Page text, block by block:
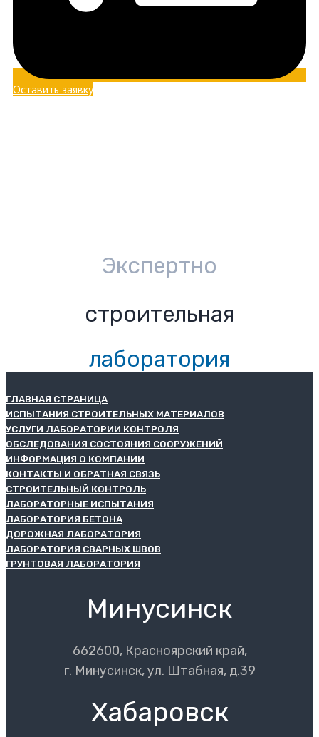
Оставить заявку
Экспертно
строительная
лаборатория
ГЛАВНАЯ СТРАНИЦА
ИСПЫТАНИЯ СТРОИТЕЛЬНЫХ МАТЕРИАЛОВ
УСЛУГИ ЛАБОРАТОРИИ КОНТРОЛЯ
ОБСЛЕДОВАНИЯ СОСТОЯНИЯ СООРУЖЕНИЙ
ИНФОРМАЦИЯ О КОМПАНИИ
КОНТАКТЫ И ОБРАТНАЯ СВЯЗЬ
СТРОИТЕЛЬНЫЙ КОНТРОЛЬ
ЛАБОРАТОРНЫЕ ИСПЫТАНИЯ
ЛАБОРАТОРИЯ БЕТОНА
ДОРОЖНАЯ ЛАБОРАТОРИЯ
ЛАБОРАТОРИЯ СВАРНЫХ ШВОВ
ГРУНТОВАЯ ЛАБОРАТОРИЯ
Минусинск
662600, Красноярский край,
г. Минусинск, ул. Штабная, д.39
Хабаровск